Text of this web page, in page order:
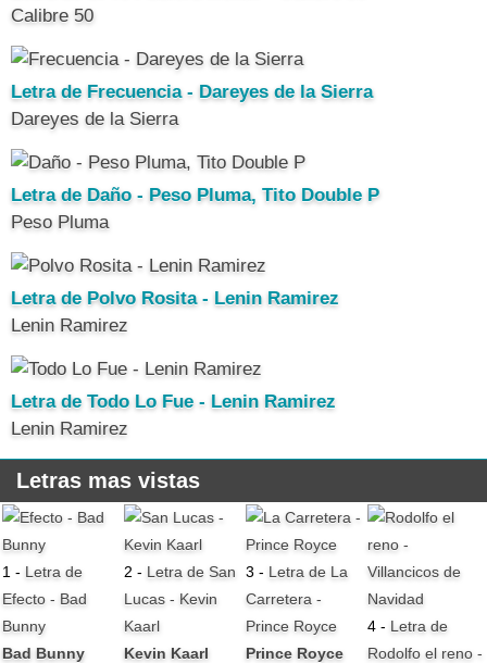
Calibre 50
Letra de Frecuencia - Dareyes de la Sierra
Dareyes de la Sierra
Letra de Daño - Peso Pluma, Tito Double P
Peso Pluma
Letra de Polvo Rosita - Lenin Ramirez
Lenin Ramirez
Letra de Todo Lo Fue - Lenin Ramirez
Lenin Ramirez
Letras mas vistas
1 - Letra de
Efecto - Bad
Bunny
Bad Bunny
2 - Letra de San
Lucas - Kevin
Kaarl
Kevin Kaarl
3 - Letra de La
Carretera -
Prince Royce
Prince Royce
4 - Letra de
Rodolfo el reno -